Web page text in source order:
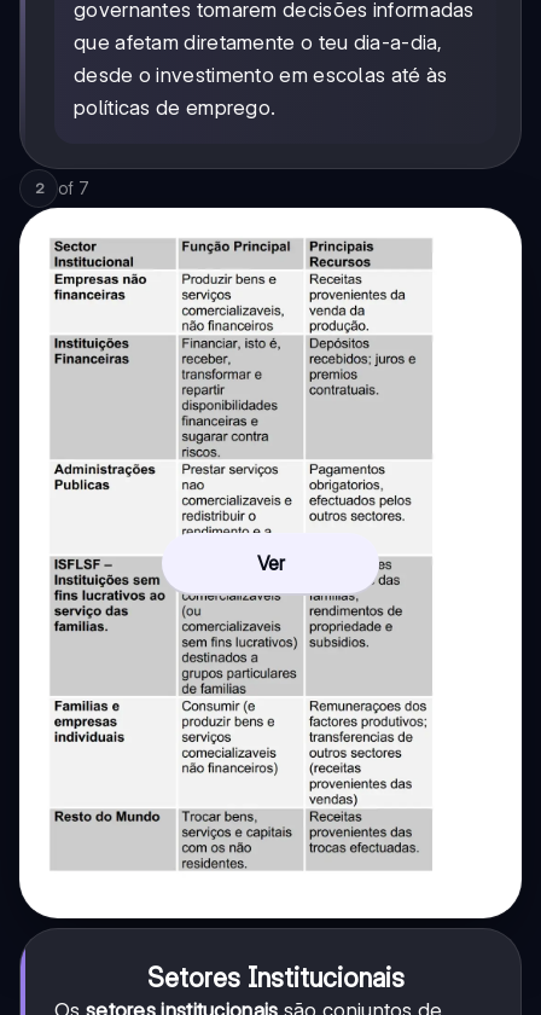
governantes tomarem decisões informadas
que afetam diretamente o teu dia-a-dia,
desde o investimento em escolas até às
políticas de emprego.
2 of 7
Ver
Setores Institucionais